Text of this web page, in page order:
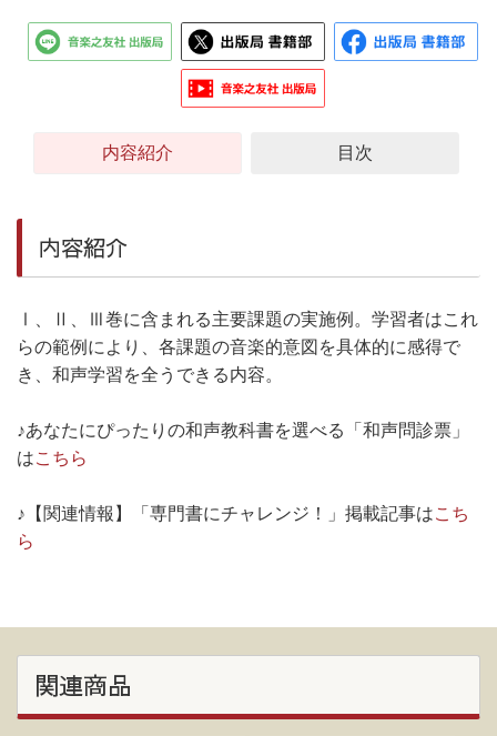
内容紹介 目次
内容紹介
Ⅰ、Ⅱ、Ⅲ巻に含まれる主要課題の実施例。学習者はこれ
らの範例により、各課題の音楽的意図を具体的に感得で
き、和声学習を全うできる内容。
♪あなたにぴったりの和声教科書を選べる「和声問診票」
はこちら
♪【関連情報】「専門書にチャレンジ！」掲載記事はこち
ら
関連商品